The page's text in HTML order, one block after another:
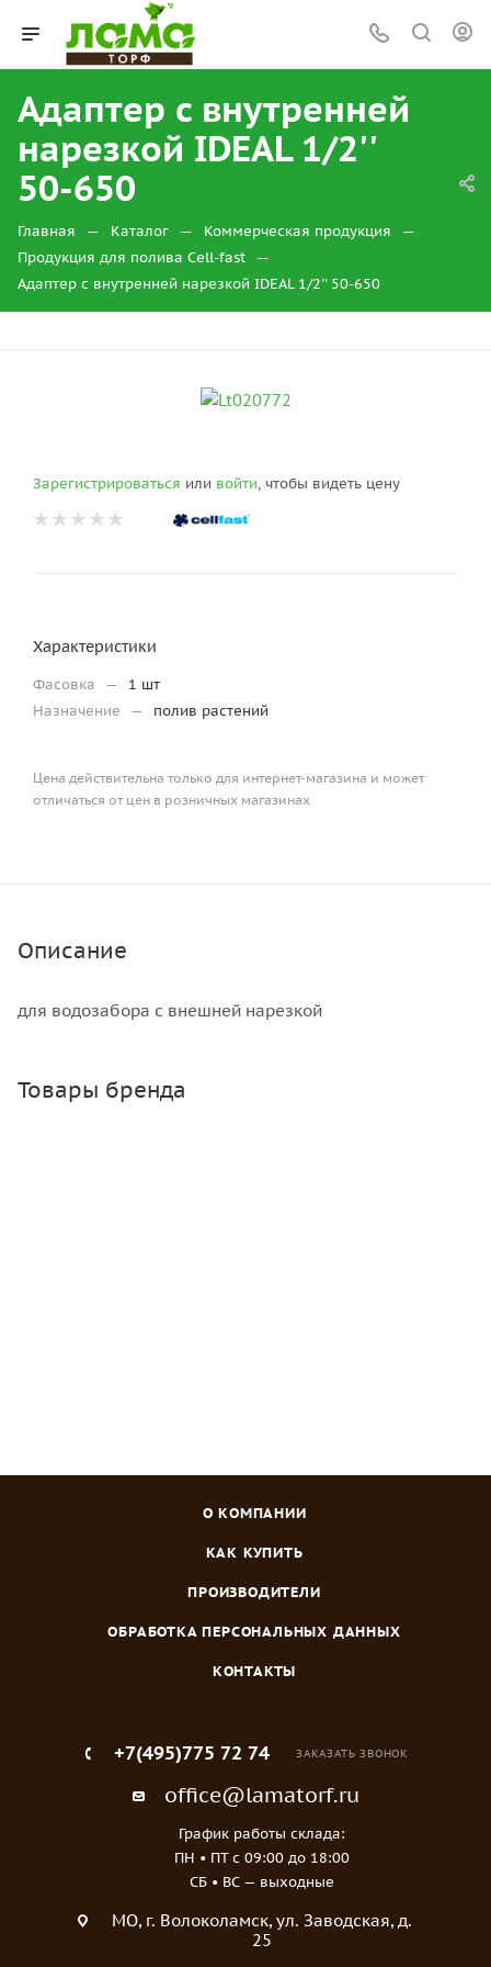
Адаптер с внутренней
нарезкой IDEAL 1/2''
50-650
Главная — Каталог — Коммерческая продукция —
Продукция для полива Cell-fast —
Адаптер с внутренней нарезкой IDEAL 1/2'' 50-650
Зарегистрироваться или войти, чтобы видеть цену
Характеристики
Фасовка —
1 шт
Назначение
— полив растений
Цена действительна только для интернет-магазина и может
отличаться от цен в розничных магазинах
Описание
для водозабора с внешней нарезкой
Товары бренда
О КОМПАНИИ
КАК КУПИТЬ
ПРОИЗВОДИТЕЛИ
ОБРАБОТКА ПЕРСОНАЛЬНЫХ ДАННЫХ
КОНТАКТЫ
+7(495)775 72 74 ЗАКАЗАТЬ ЗВОНОК
office@lamatorf.ru
График работы склада:
ПН • ПТ c 09:00 до 18:00
СБ • ВС — выходные
МO, г. Волоколамск, ул. Заводская, д.
25